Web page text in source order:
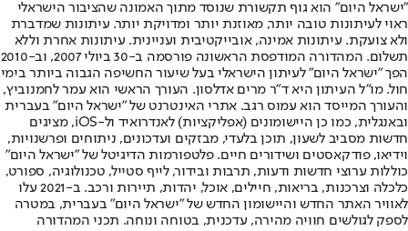
"ישראל היום" הוא גוף תקשורת שנוסד מתוך האמונה שהציבור הישראלי
ראוי לעיתונות טובה יותר, מאוזנת יותר ומדויקת יותר. עיתונות שמדברת
ולא צועקת. עיתונות אמינה, אובייקטיבית ועניינית. עיתונות אחרת וללא
תשלום. המהדורה המודפסת הראשונה פורסמה ב-30 ביולי 2007, וב-2010
הפך "ישראל היום" לעיתון הישראלי בעל שיעור החשיפה הגבוה ביותר בימי
חול. מו"ל העיתון היא ד"ר מרים אדלסון. העורך הראשי הוא עמר לחמנוביץ,
והעורך המייסד הוא עמוס רגב. אתרי האינטרנט של "ישראל היום" בעברית
ובאנגלית, כמו כן היישומונים (אפליקציות) לאנדרואיד ול-iOS, מציגים
חדשות מסביב לשעון, תוכן בלעדי, מבזקים ועדכונים, ניתוחים ופרשנויות,
וידיאו, פודקאסטים ושידורים חיים. פלטפורמות הדיגיטל של "ישראל היום"
כוללות ערוצי חדשות ודעות, תרבות ובידור, לייף סטייל, טכנולוגיה, ספורט,
כלכלה וצרכנות, בריאות, חיילים, אוכל, יהדות, תיירות ורכב. ב-2021 עלו
לאוויר האתר החדש והיישומון החדש של "ישראל היום" בעברית, במטרה
לספק לגולשים חוויה מהירה, עדכנית, בטוחה ונוחה. תכני המהדורה